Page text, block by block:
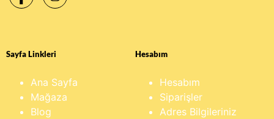
Sayfa Linkleri
Ana Sayfa
Mağaza
Blog
Hesabım
Hesabım
Siparişler
Adres Bilgileriniz